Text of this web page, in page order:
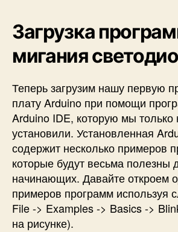
Загрузка
мигания
Теперь загрузим нашу первую
плату Arduino при помощи
Arduino IDE, которую мы только
установили. Установленная
содержит несколько примеров
которые будут весьма полезны
начинающих. Давайте откроем
примеров программ используя
File -> Examples -> Basics ->
на рисунке).